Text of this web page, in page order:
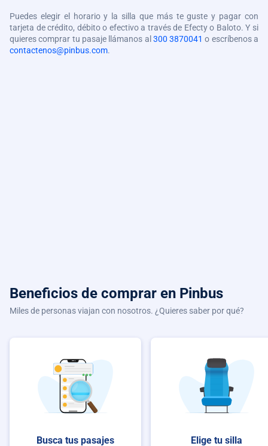
Puedes elegir el horario y la silla que más te guste y pagar con
tarjeta de crédito, débito o efectivo a través de Efecty o Baloto. Y si
quieres comprar tu pasaje llámanos al 300 3870041 o escríbenos a
contactenos@pinbus.com.
Beneficios de comprar en Pinbus
Miles de personas viajan con nosotros. ¿Quieres saber por qué?
Busca tus pasajes Elige tu silla